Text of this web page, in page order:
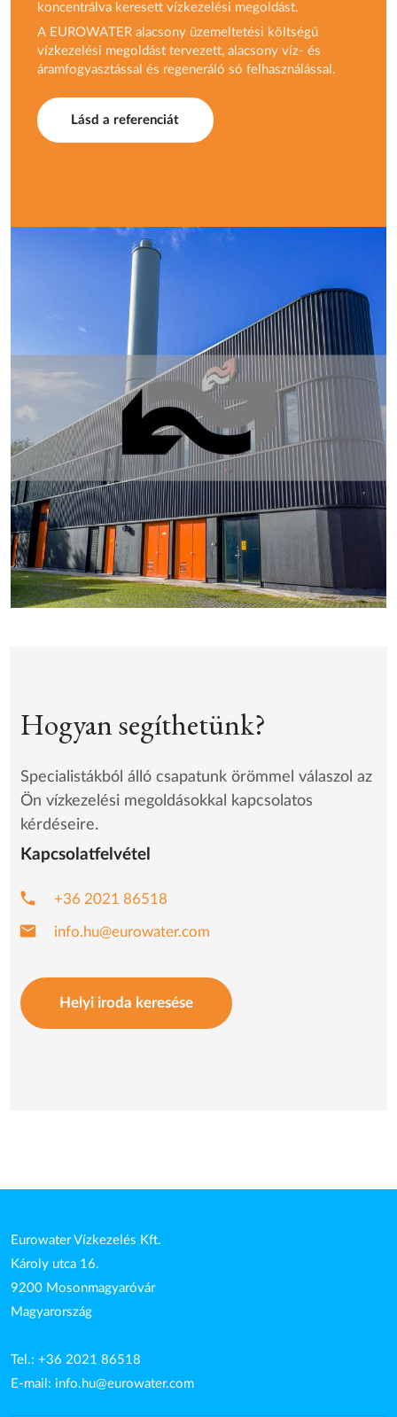
koncentrálva keresett vízkezelési megoldást.
A EUROWATER alacsony üzemeltetési költségű
vízkezelési megoldást tervezett, alacsony víz- és
áramfogyasztással és regeneráló só felhasználással.
Lásd a referenciát
Hogyan segíthetünk?
Specialistákból álló csapatunk örömmel válaszol az
Ön vízkezelési megoldásokkal kapcsolatos
kérdéseire.
Kapcsolatfelvétel
phone +36 2021 86518
email info.hu@eurowater.com
Helyi iroda keresése
Eurowater Vízkezelés Kft.
Károly utca 16.
9200 Mosonmagyaróvár
Magyarország
Tel.: +36 2021 86518
E-mail: info.hu@eurowater.com